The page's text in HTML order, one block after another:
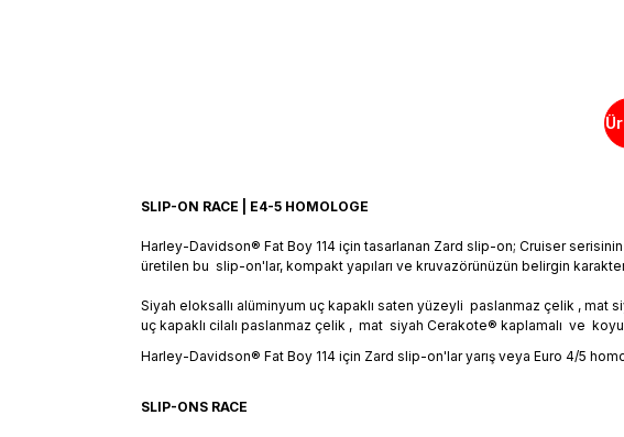
SLIP-ON RACE | E4-5 HOMOLOGE
Harley-Davidson® Fat Boy 114 için tasarlanan Zard slip-on; Cruiser
üretilen bu slip-on'lar, kompakt yapıları ve kruvazörünüzün belirgin
Siyah eloksallı alüminyum uç kapaklı saten yüzeyli paslanmaz çelik , mat
uç kapaklı cilalı paslanmaz çelik , mat siyah Cerakote® kaplamalı ve
Harley-Davidson® Fat Boy 114 için Zard slip-on'lar yarış veya Euro 4/5
SLIP-ONS RACE